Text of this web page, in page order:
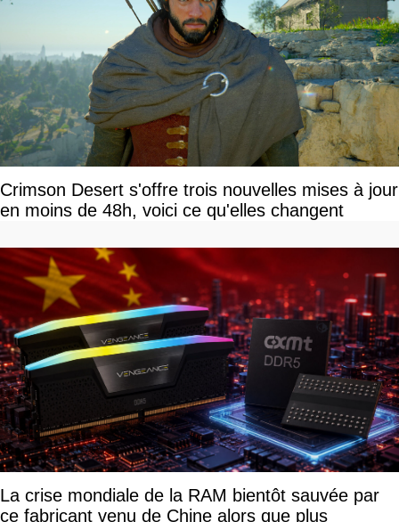
Crimson Desert s'offre trois nouvelles mises à jour
en moins de 48h, voici ce qu'elles changent
La crise mondiale de la RAM bientôt sauvée par
ce fabricant venu de Chine alors que plus